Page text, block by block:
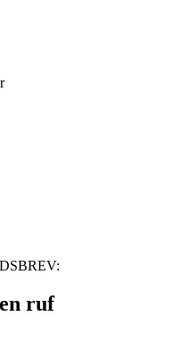
ruf